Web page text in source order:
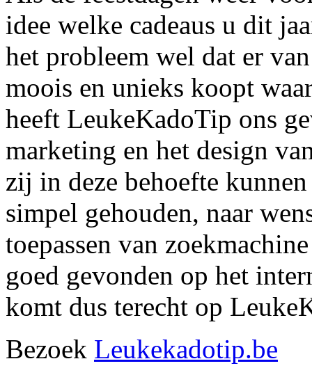
idee welke cadeaus u dit
het probleem wel dat er
moois en unieks koopt
heeft LeukeKadoTip ons
marketing en het design
zij in deze behoefte
simpel gehouden, naar
toepassen van
goed gevonden op het
komt dus terecht op
Bezoek Leukekadotip.be